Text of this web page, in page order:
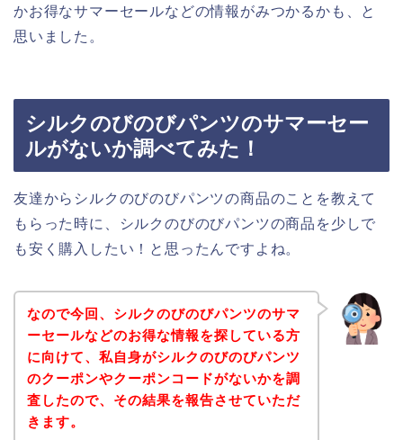
かお得なサマーセールなどの情報がみつかるかも、と
思いました。
シルクのびのびパンツのサマーセー
ルがないか調べてみた！
友達からシルクのびのびパンツの商品のことを教えて
もらった時に、シルクのびのびパンツの商品を少しで
も安く購入したい！と思ったんですよね。
なので今回、シルクのびのびパンツのサマ
ーセールなどのお得な情報を探している方
に向けて、私自身がシルクのびのびパンツ
のクーポンやクーポンコードがないかを調
査したので、その結果を報告させていただ
きます。